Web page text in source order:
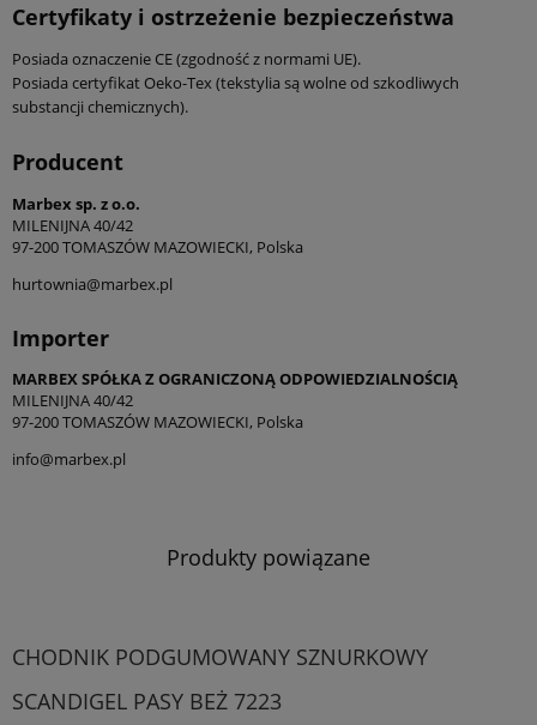
Certyfikaty i ostrzeżenie bezpieczeństwa
Posiada oznaczenie CE (zgodność z normami UE).
Posiada certyfikat Oeko-Tex (tekstylia są wolne od szkodliwych
substancji chemicznych).
Producent
Marbex sp. z o.o.
MILENIJNA 40/42
97-200 TOMASZÓW MAZOWIECKI, Polska
hurtownia@marbex.pl
Importer
MARBEX SPÓŁKA Z OGRANICZONĄ ODPOWIEDZIALNOŚCIĄ
MILENIJNA 40/42
97-200 TOMASZÓW MAZOWIECKI, Polska
info@marbex.pl
Produkty powiązane
CHODNIK PODGUMOWANY SZNURKOWY
SCANDIGEL PASY BEŻ 7223